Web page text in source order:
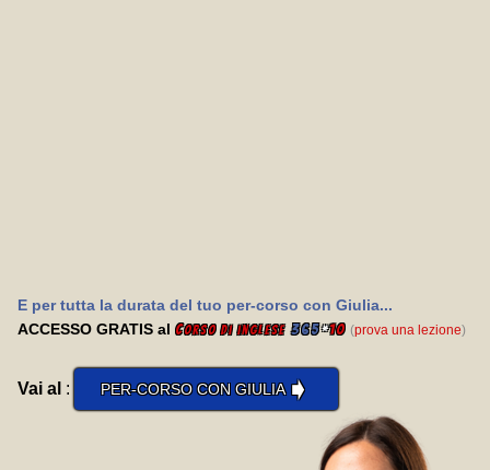
E per tutta la durata del tuo per-corso con Giulia...
ACCESSO GRATIS al Corso di inglese 365*10 (prova una lezione)
Vai al : PER-CORSO CON GIULIA➧